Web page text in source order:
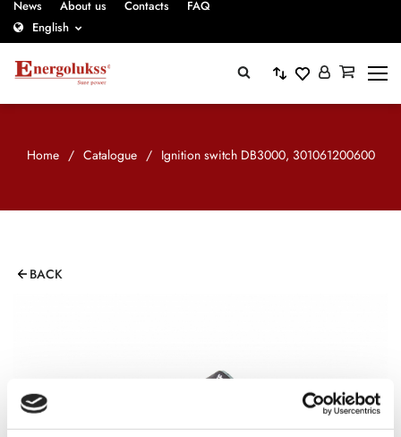
News About us Contacts
FAQ
English
Home / Catalogue / Ignition switch DB3000, 301061200600
BACK